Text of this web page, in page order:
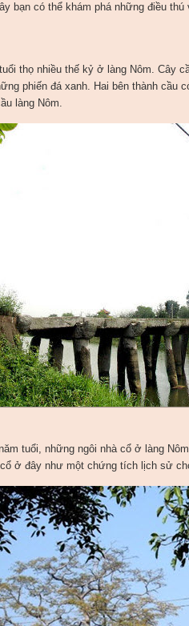
bạn có thể khám phá những điều
thọ nhiều thế kỷ ở làng Nôm. Cây
phiến đá xanh. Hai bên thành cầu
làng Nôm.
tuổi, những ngôi nhà cổ ở làng
ở đây như một chứng tích lịch sử